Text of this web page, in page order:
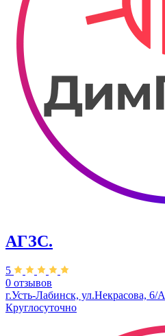
АГЗС.
5
0 отзывов
г.Усть-Лабинск, ул.​Некрасова, 6/А
Круглосуточно